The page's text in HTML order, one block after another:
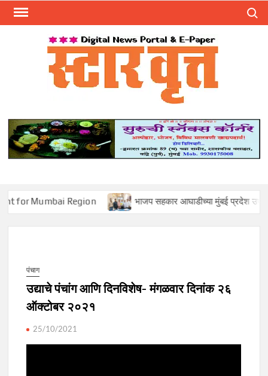
Skip
Region भाजप सहकार आघाडीच्या मुंबई प्रदेश उपाध्यक्षपदी
पंचाग
उद्याचे पंचांग आणि दिनविशेष- मंगळवार दिनांक २६
ऑक्टोबर २०२१
25/10/2021